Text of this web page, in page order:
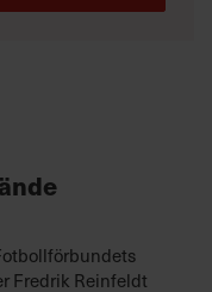
Fredrik Reinfeldt